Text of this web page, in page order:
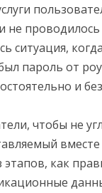
не
ситуация,
пароль от
и
чтобы не
как